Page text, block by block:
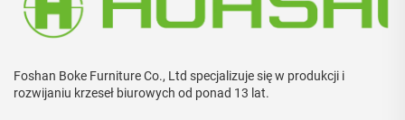
Foshan Boke Furniture Co., Ltd specjalizuje się w produkcji i
rozwijaniu krzeseł biurowych od ponad 13 lat.